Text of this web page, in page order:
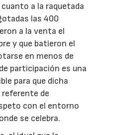
a la raquetada
las 400
a la venta el
y que batieron el
en menos de
participación es una
para que dicha
referente de
con el entorno
se celebra.